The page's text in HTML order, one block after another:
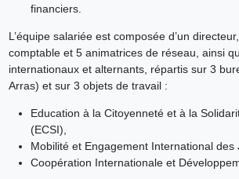
financiers.
L’équipe salariée est composée d’un
comptable et 5 animatrices de réseau, ainsi
internationaux et alternants, répartis sur 3
Arras) et sur 3 objets de travail :
Education à la Citoyenneté et à la
(ECSI),
Mobilité et Engagement International des
Coopération Internationale et